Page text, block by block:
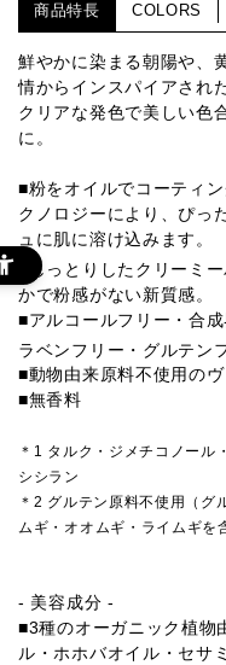
商品特長 COLORS
鮮やかに染まる朝陽や、
情からインスパイアされ
クリアな発色で美しい色
に。
■粉をオイルでコーティ
クノロジーにより、ぴっ
ュに肌に溶け込みます。
■しっとりしたクリーミ
かで粉感がない新質感。
■アルコールフリー・合
ラベンフリー・グルテン
■動物由来原料不使用の
■無香料
＊1 タルク・ジメチコノール
シシラン
＊2 グルテン原料不使用（グ
ムギ・オオムギ・ライムギを
- 美容成分 -
■3種のオーガニック植物
ル・ホホバオイル・セサ